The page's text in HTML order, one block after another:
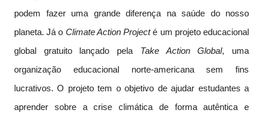
podem fazer uma grande diferença na saúde do nosso
planeta. Já o Climate Action Projecté um projeto educacional
global gratuito lançado pela Take Action Global, uma
organização educacional norte-americana sem fins
lucrativos. O projeto tem o objetivo de ajudar estudantes a
aprender sobre a crise climática de forma autêntica e